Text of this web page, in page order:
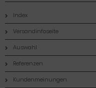
Index
Versandinfoseite
Auswahl
Referenzen
Kundenmeinungen